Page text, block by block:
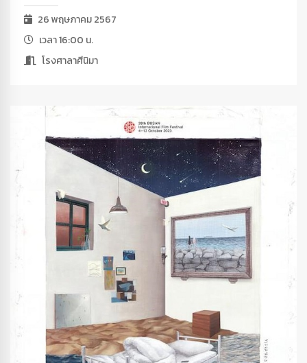
26 พฤษภาคม 2567
เวลา 16:00 น.
โรงศาลาศีนิมา